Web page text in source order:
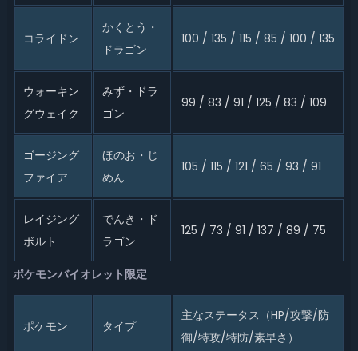
コライドン
かくとう・
ドラゴン
100 / 135 / 115 / 85 / 100 / 135
ウォーキン
グウェイク
みず・ドラ
ゴン
99 / 83 / 91 / 125 / 83 / 109
ゴージング
ファイア
ほのお・じ
めん
105 / 115 / 121 / 65 / 93 / 91
レイジング
ボルト
でんき・ド
ラゴン
125 / 73 / 91 / 137 / 89 / 75
ポケモンバイオレット限定
ポケモン タイプ
主なステータス（HP/攻撃/防
御/特攻/特防/素早さ）